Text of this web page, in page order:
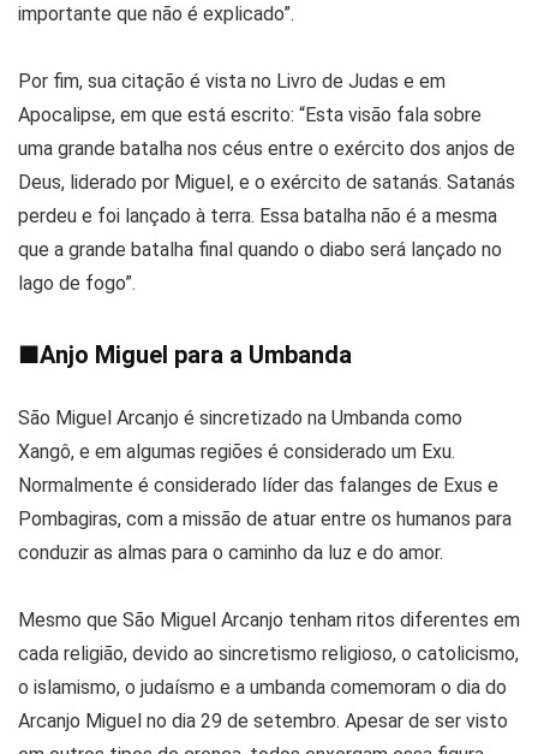
importante que não é explicado”.
Por fim, sua citação é vista no Livro de Judas e em
Apocalipse, em que está escrito: “Esta visão fala sobre
uma grande batalha nos céus entre o exército dos anjos de
Deus, liderado por Miguel, e o exército de satanás. Satanás
perdeu e foi lançado à terra. Essa batalha não é a mesma
que a grande batalha final quando o diabo será lançado no
lago de fogo”.
■Anjo Miguel para a Umbanda
São Miguel Arcanjo é sincretizado na Umbanda como
Xangô, e em algumas regiões é considerado um Exu.
Normalmente é considerado líder das falanges de Exus e
Pombagiras, com a missão de atuar entre os humanos para
conduzir as almas para o caminho da luz e do amor.
Mesmo que São Miguel Arcanjo tenham ritos diferentes em
cada religião, devido ao sincretismo religioso, o catolicismo,
o islamismo, o judaísmo e a umbanda comemoram o dia do
Arcanjo Miguel no dia 29 de setembro. Apesar de ser visto